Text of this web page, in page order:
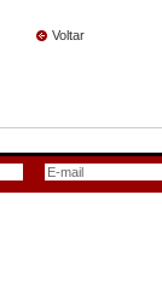
Voltar